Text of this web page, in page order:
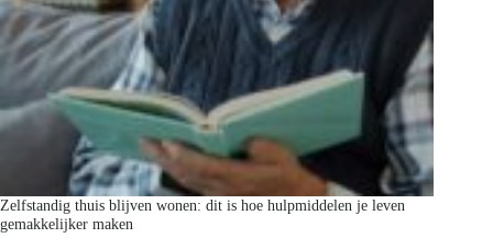
Zelfstandig thuis blijven wonen: dit is hoe hulpmiddelen je leven
gemakkelijker maken